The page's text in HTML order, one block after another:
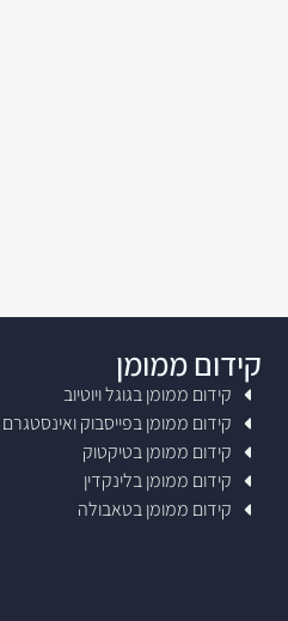
קידום ממומן
קידום ממומן בגוגל ויוטיוב
קידום ממומן בפייסבוק ואינסטגרם
קידום ממומן בטיקטוק
קידום ממומן בלינקדין
קידום ממומן בטאבולה